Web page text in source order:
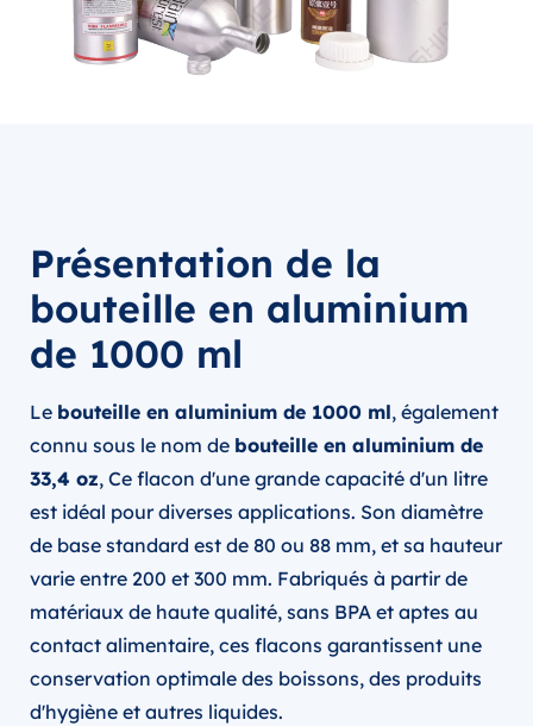
Présentation de la
bouteille en aluminium
de 1000 ml
Le bouteille en aluminium de 1000 ml, également
connu sous le nom de bouteille en aluminium de
33,4 oz, Ce flacon d'une grande capacité d'un litre
est idéal pour diverses applications. Son diamètre
de base standard est de 80 ou 88 mm, et sa hauteur
varie entre 200 et 300 mm. Fabriqués à partir de
matériaux de haute qualité, sans BPA et aptes au
contact alimentaire, ces flacons garantissent une
conservation optimale des boissons, des produits
d'hygiène et autres liquides.